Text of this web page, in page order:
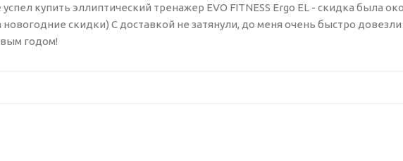
купить эллиптический тренажер EVO FITNESS Ergo EL - скидка была
скидки) С доставкой не затянули, до меня очень быстро довезли
годом!